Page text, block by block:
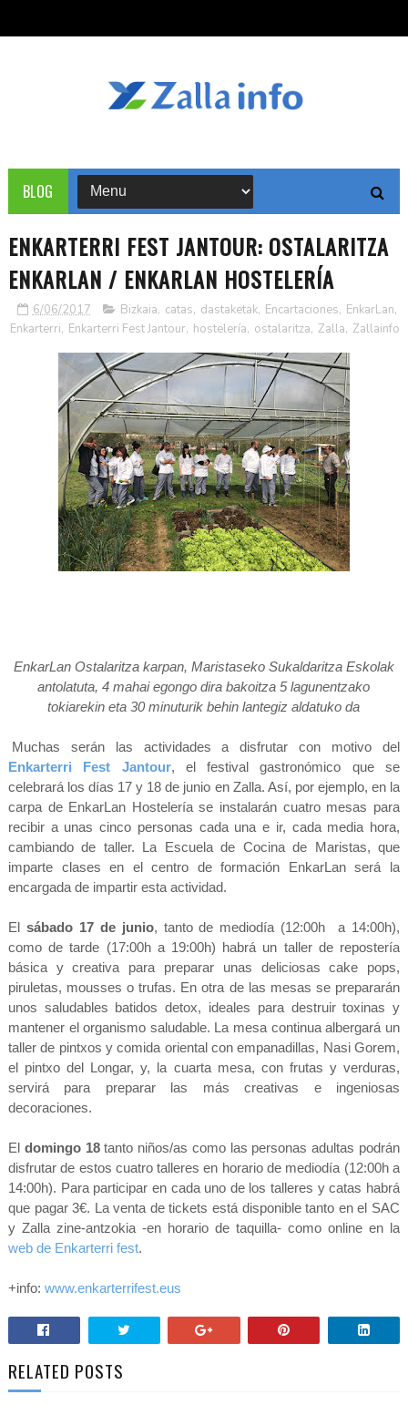
BLOG
ENKARTERRI FEST JANTOUR: OSTALARITZA
ENKARLAN / ENKARLAN HOSTELERÍA
6/06/2017 Bizkaia, catas, dastaketak, Encartaciones, EnkarLan,
Enkarterri, Enkarterri Fest Jantour, hostelería, ostalaritza, Zalla, Zallainfo
EnkarLan Ostalaritza karpan, Maristaseko Sukaldaritza Eskolak
antolatuta, 4 mahai egongo dira bakoitza 5 lagunentzako
tokiarekin eta 30 minuturik behin lantegiz aldatuko da
Muchas serán las actividades a disfrutar con motivo del
Enkarterri Fest Jantour, el festival gastronómico que se
celebrará los días 17 y 18 de junio en Zalla. Así, por ejemplo, en la
carpa de EnkarLan Hostelería se instalarán cuatro mesas para
recibir a unas cinco personas cada una e ir, cada media hora,
cambiando de taller. La Escuela de Cocina de Maristas, que
imparte clases en el centro de formación EnkarLan será la
encargada de impartir esta actividad.
El sábado 17 de junio, tanto de mediodía (12:00h a 14:00h),
como de tarde (17:00h a 19:00h) habrá un taller de repostería
básica y creativa para preparar unas deliciosas cake pops,
piruletas, mousses o trufas. En otra de las mesas se prepararán
unos saludables batidos detox, ideales para destruir toxinas y
mantener el organismo saludable. La mesa continua albergará un
taller de pintxos y comida oriental con empanadillas, Nasi Gorem,
el pintxo del Longar, y, la cuarta mesa, con frutas y verduras,
servirá para preparar las más creativas e ingeniosas
decoraciones.
El domingo 18tanto niños/as como las personas adultas podrán
disfrutar de estos cuatro talleres en horario de mediodía (12:00h a
14:00h). Para participar en cada uno de los talleres y catas habrá
que pagar 3€. La venta de tickets está disponible tanto en el SAC
y Zalla zine-antzokia -en horario de taquilla- como online en la
web de Enkarterri fest.
+info: www.enkarterrifest.eus
RELATED POSTS